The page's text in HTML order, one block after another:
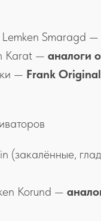
Smaragd —
Karat — аналоги
— Frank
(закалённые,
Korund —